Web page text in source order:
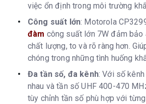
việc ổn định trong môi trường
Công suất lớn: Motorola
đàm công suất lớn 7W đảm bảo
chất lượng, to và rõ ràng hơn.
chóng trong những tình huống
Đa tần số, đa kênh: Với số
nhau và tần số UHF 400-470
tùy chỉnh tần số phù hợp với